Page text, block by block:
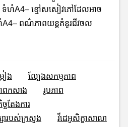
ទំហំA4– ខ្មៅសសៀវភៅដែលអាច
A4– ពណ៌ភាពយន្តគំនូរជីវចល
ៀង
ល្បែងសកម្មភាព
ពកសាង
រូបភាព
ច្ចតែងការ
ារបស់ក្រសួង
វីដេអូសិក្ខាសាលា